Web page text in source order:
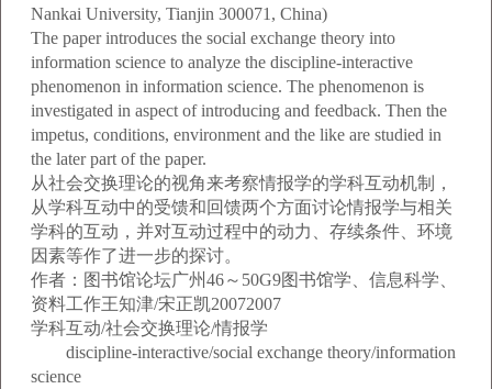
Nankai University, Tianjin 300071, China)
The paper introduces the social exchange theory into
information science to analyze the discipline-interactive
phenomenon in information science. The phenomenon is
investigated in aspect of introducing and feedback. Then the
impetus, conditions, environment and the like are studied in
the later part of the paper.
从社会交换理论的视角来考察情报学的学科互动机制，
从学科互动中的受馈和回馈两个方面讨论情报学与相关
学科的互动，并对互动过程中的动力、存续条件、环境
因素等作了进一步的探讨。
作者：图书馆论坛广州46～50G9图书馆学、信息科学、
资料工作王知津/宋正凯20072007
学科互动/社会交换理论/情报学
discipline-interactive/social exchange theory/information
science